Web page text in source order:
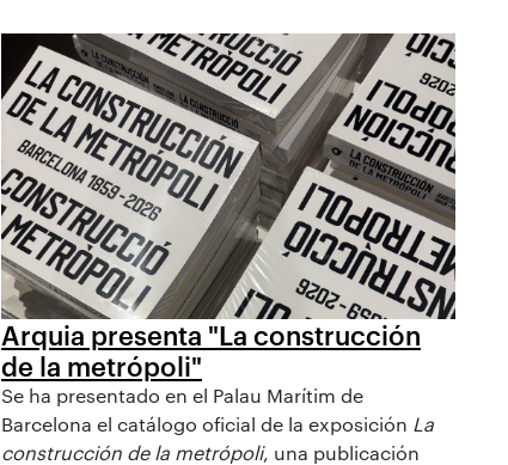
Arquia presenta "La construcción
de la metrópoli"
Se ha presentado en el Palau Marítim de
Barcelona el catálogo oficial de la exposición La
construcción de la metrópoli, una publicación